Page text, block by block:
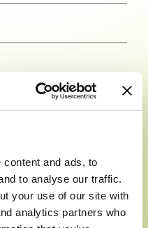
and ads, to
to analyse our traffic.
your use of our site with
analytics partners who
al trattamento dei dati